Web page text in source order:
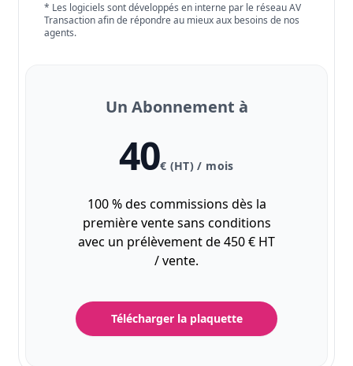
* Les logiciels sont développés en interne par le réseau AV
Transaction afin de répondre au mieux aux besoins de nos
agents.
Un Abonnement à
40€ (HT) / mois
100 % des commissions dès la
première vente sans conditions
avec un prélèvement de 450 € HT
/ vente.
Télécharger la plaquette